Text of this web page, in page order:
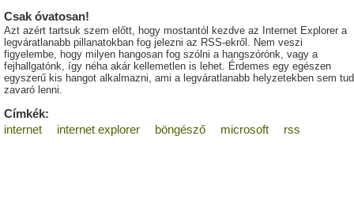
Csak óvatosan!
Azt azért tartsuk szem előtt, hogy mostantól kezdve az Internet Explorer a
legváratlanabb pillanatokban fog jelezni az RSS-ekről. Nem veszi
figyelembe, hogy milyen hangosan fog szólni a hangszórónk, vagy a
fejhallgatónk, így néha akár kellemetlen is lehet. Érdemes egy egészen
egyszerű kis hangot alkalmazni, ami a legváratlanabb helyzetekben sem tud
zavaró lenni.
Címkék:
internet
internet explorer böngésző microsoft rss